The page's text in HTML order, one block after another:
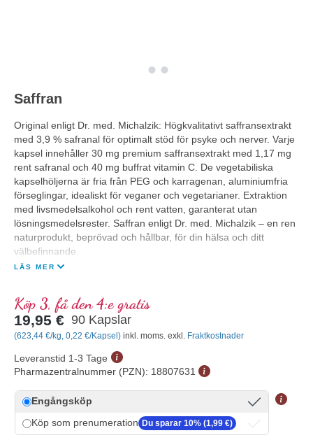
Saffran
Original enligt Dr. med. Michalzik: Högkvalitativt saffransextrakt
med 3,9 % safranal för optimalt stöd för psyke och nerver. Varje
kapsel innehåller 30 mg premium saffransextrakt med 1,17 mg
rent safranal och 40 mg buffrat vitamin C. De vegetabiliska
kapselhöljerna är fria från PEG och karragenan, aluminiumfria
förseglingar, idealiskt för veganer och vegetarianer. Extraktion
med livsmedelsalkohol och rent vatten, garanterat utan
lösningsmedelsrester. Saffran enligt Dr. med. Michalzik – en ren
naturprodukt, beprövad och hållbar, för din hälsa och ditt
välbefinnande.
LÄS MER
Köp 3, få den 4:e gratis
19,95 € 90 Kapslar
(623,44 €/kg, 0,22 €/Kapsel) inkl. moms. exkl. Fraktkostnader
Leveranstid 1-3 Tage
Pharmazentralnummer (PZN): 18807631
Engångsköp
Köp som prenumeration Du sparar 10% (1,99 €)